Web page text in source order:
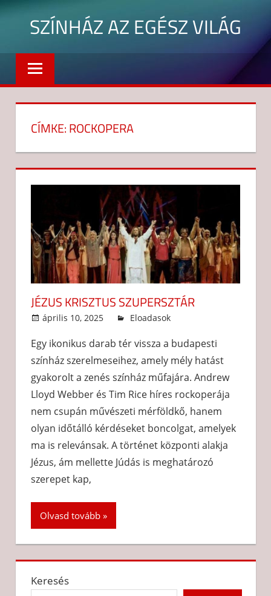
Skip
SZÍNHÁZ AZ EGÉSZ VILÁG
Budaörsi
játékszín
CÍMKE:ROCKOPERA
JÉZUS KRISZTUS SZUPERSZTÁR
április 10, 2025 admin
Eloadasok
Egy ikonikus darab tér vissza a budapesti
színház szerelmeseihez, amely mély hatást
gyakorolt a zenés színház műfajára. Andrew
Lloyd Webber és Tim Rice híres rockoperája
nem csupán művészeti mérföldkő, hanem
olyan időtálló kérdéseket boncolgat, amelyek
ma is relevánsak. A történet központi alakja
Jézus, ám mellette Júdás is meghatározó
szerepet kap,
Olvasd tovább
Keresés